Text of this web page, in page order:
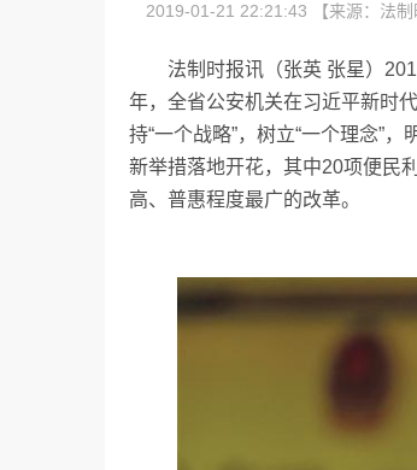
2019-01-21 22:21:43 【来源：法制
法制时报讯（张英 张星）
年，全省公安机关在习近平新时
持“一个战略”，树立“一个理念”
新举措落地开花，其中20项便民
高、普惠程度最广的改革。